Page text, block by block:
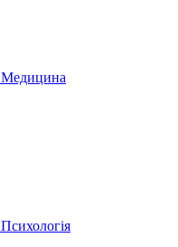
Медицина
Психологія